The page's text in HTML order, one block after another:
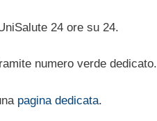
24 ore su 24.
numero verde dedicato.
pagina dedicata.